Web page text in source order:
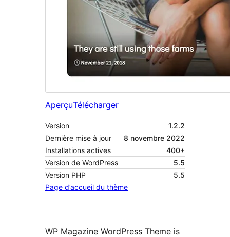
AperçuTélécharger
Version
1.2.2
Dernière mise à jour
8 novembre 2022
Installations actives
400+
Version de WordPress
5.5
Version PHP
5.5
Page d’accueil du thème
WP Magazine WordPress Theme is